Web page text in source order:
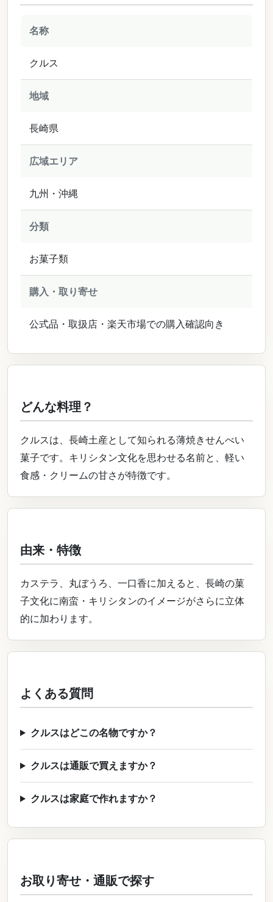
名称
クルス
地域
長崎県
広域エリア
九州・沖縄
分類
お菓子類
購入・取り寄せ
公式品・取扱店・楽天市場での購入確認向き
どんな料理？
クルスは、長崎土産として知られる薄焼きせんべい
菓子です。キリシタン文化を思わせる名前と、軽い
食感・クリームの甘さが特徴です。
由来・特徴
カステラ、丸ぼうろ、一口香に加えると、長崎の菓
子文化に南蛮・キリシタンのイメージがさらに立体
的に加わります。
よくある質問
クルスはどこの名物ですか？
クルスは通販で買えますか？
クルスは家庭で作れますか？
お取り寄せ・通販で探す